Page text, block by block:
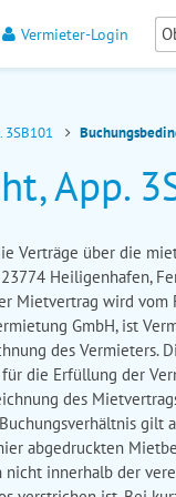
Vermieter-Login
3SB101
App.
vom Mieter verursachte Bedienungsfehler), behalten wir uns das Recht vor, für etwaige Service- oder Hausmeistereinsätze unseres Personals oder beauftragter Dritter eine Pauschale von 20,00 € (innerhab unserer Öffnungszeiten) bzw. 50,00 € (außerhalb unserer Öffnungszeiten) zu berechnen. Gleiches gilt für die Öffnung der Tür bei Verlust des Schlüssels oder Bedienfehlern der Schlüsseltresore bei Anreise. Sollten die tatsächlichen Kosten bei einer Drittanbieterbeauftragung höher sein als die Pauschale, können wir diese dem Mieter als Schadenersatz in Rechnung stellen, wenn der Mieter schuldhaft gehandelt hat. 6. An- und Restzahlung Die in der Buchungsbestätigung des Feriendienstes genannte Anzahlung (25 % des Gesamtreisepreises) ist innerhalb von 5 Tagen auf das angegebene Konto zu zahlen. Der Restbetrag ist spätestens 21 Tage vor Anreise zu begleichen. Die vereinbarten Preise schließen die jeweilige gesetzl. Mehrwertsteuer ein. 7. Kündigung & Stornierung Der Mieter kann den Mietvertrag bis 60 Tage vor dem vereinbarten Mietbeginn kündigen. Bei einer Kündigung ist eine Stornogebühr von 60, € zu leisten. Bei einem späteren Rücktritt ist die gesamte vereinbarte Miete zu zahlen, sofern es nicht gelingt, das Mietobjekt noch anderweitig zu belegen (mindestens jedoch die Stornogebühr von 60, €). Trotz der Stornierung halten Sie sich bitte an die Zahlungsfristen aus Ihrer Buchungsbestätigung. Im Nachgang erhalten Sie dann eine Abrechnung von uns, aus welcher ersichtlich ist, welche Tage neu vermietet wurden und wie hoch Ihr Erstattungsbetrag ausfällt Wir empfehlen den Abschluss einer